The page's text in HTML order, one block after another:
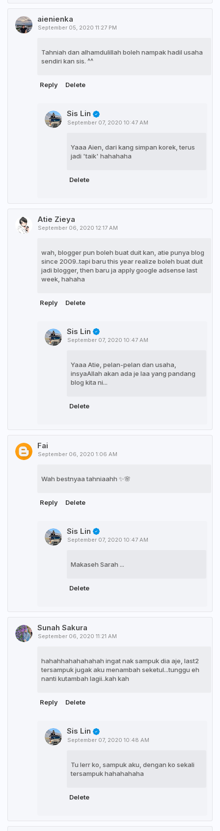
aienienka
September 05, 2020 11:27 PM
Tahniah dan alhamdulillah boleh nampak hadil usaha
sendiri kan sis. ^^
Reply Delete
Sis Lin
September 07, 2020 10:47 AM
Yaaa Aien, dari kang simpan korek, terus
jadi 'taik' hahahaha
Delete
Atie Zieya
September 06, 2020 12:17 AM
wah, blogger pun boleh buat duit kan, atie punya blog
since 2009..tapi baru this year realize boleh buat duit
jadi blogger, then baru ja apply google adsense last
week, hahaha
Reply Delete
Sis Lin
September 07, 2020 10:47 AM
Yaaa Atie, pelan-pelan dan usaha,
insyaAllah akan ada je laa yang pandang
blog kita ni...
Delete
Fai
September 06, 2020 1:06 AM
Wah bestnyaa tahniaahh ✨🌸
Reply Delete
Sis Lin
September 07, 2020 10:47 AM
Makaseh Sarah ...
Delete
Sunah Sakura
September 06, 2020 11:21 AM
hahahhahahahahah ingat nak sampuk dia aje, last2
tersampuk jugak aku menambah seketul...tunggu eh
nanti kutambah lagii..kah kah
Reply Delete
Sis Lin
September 07, 2020 10:48 AM
Tu lerr ko, sampuk aku, dengan ko sekali
tersampuk hahahahaha
Delete